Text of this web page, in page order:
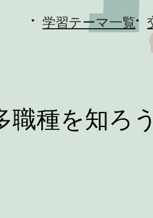
学習テーマ一覧
種を知ろ